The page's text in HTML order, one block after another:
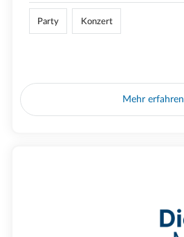
Party Konzert
Mehr erfahren